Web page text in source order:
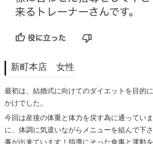
新町本店 女性
最初は、結婚式に向けてのダイエットを目的
かけでした。
今回は産後の体重と体力を戻す為に通ってい
に、体調に気遣いながらメニューを組んで下
事が出来ています！指導にそった食事と運動